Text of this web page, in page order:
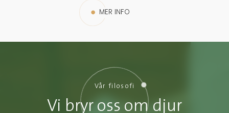
MER INFO
Vår filosofi
Vi bryr oss om djur